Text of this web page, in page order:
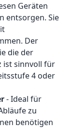
Geräten
entsorgen. Sie
Der
die der
ist sinnvoll für
4 oder
- Ideal für
zu
benötigen